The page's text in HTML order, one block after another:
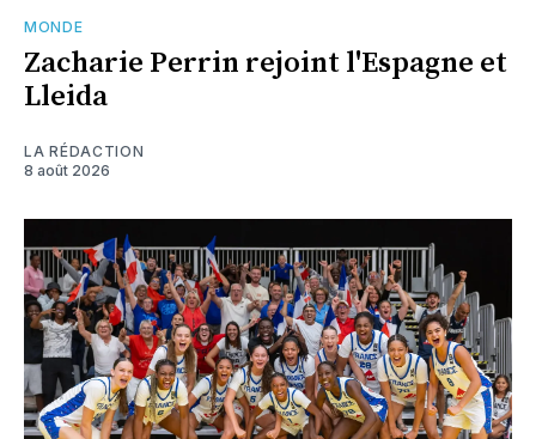
MONDE
Zacharie Perrin rejoint l'Espagne et
Lleida
LA RÉDACTION
8 août 2026